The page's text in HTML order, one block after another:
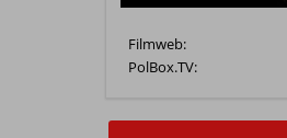
Filmweb:
PolBox.TV: